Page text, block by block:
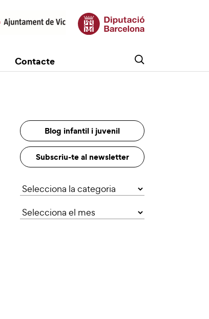
Contacte
Blog infantil i juvenil
Subscriu-te al newsletter
Categories